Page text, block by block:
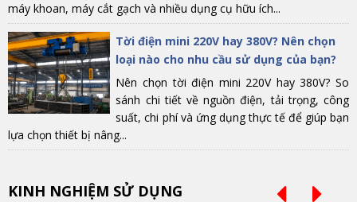
máy khoan, máy cắt gạch và nhiều dụng cụ hữu ích...
Tời điện mini 220V hay 380V? Nên chọn
loại nào cho nhu cầu sử dụng của bạn?
Nên chọn tời điện mini 220V hay 380V? So
sánh chi tiết về nguồn điện, tải trọng, công
suất, chi phí và ứng dụng thực tế để giúp bạn
lựa chọn thiết bị nâng...
KINH NGHIỆM SỬ DỤNG